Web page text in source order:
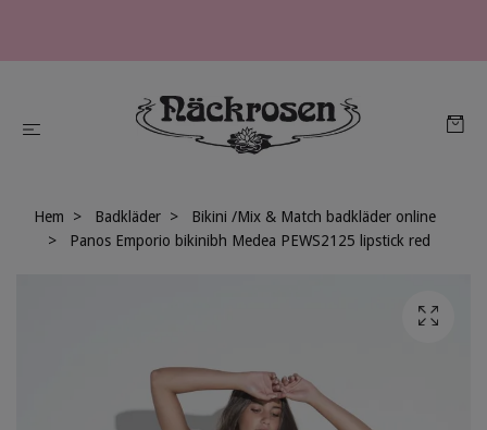
Hem Badkläder
Bikini /Mix & Match badkläder online
Panos Emporio bikinibh Medea PEWS2125 lipstick red